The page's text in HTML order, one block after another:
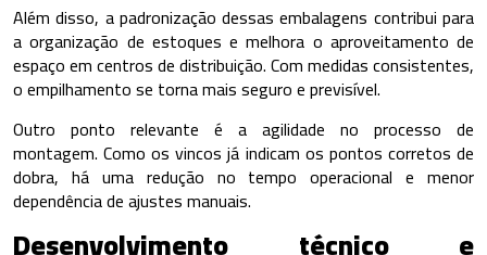
Além disso, a padronização dessas embalagens contribui para
a organização de estoques e melhora o aproveitamento de
espaço em centros de distribuição. Com medidas consistentes,
o empilhamento se torna mais seguro e previsível.
Outro ponto relevante é a agilidade no processo de
montagem. Como os vincos já indicam os pontos corretos de
dobra, há uma redução no tempo operacional e menor
dependência de ajustes manuais.
Desenvolvimento técnico e